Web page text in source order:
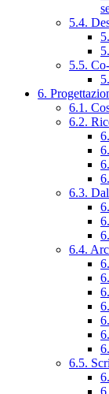
5.4.
5.5.
6.
6.1.
6.2.
6.3.
6.4.
6.5.